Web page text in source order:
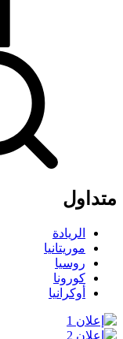
متداول
الريادة
موريتانيا
روسيا
كورونا
أوكرانيا